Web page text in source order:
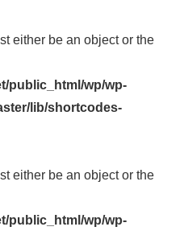
either be an object or the
public_html/wp/wp-
lib/shortcodes-
either be an object or the
public_html/wp/wp-